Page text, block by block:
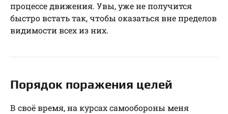
процессе движения. Увы, уже не получится
быстро встать так, чтобы оказаться вне пределов
видимости всех из них.
Порядок поражения целей
В своё время, на курсах самообороны меня